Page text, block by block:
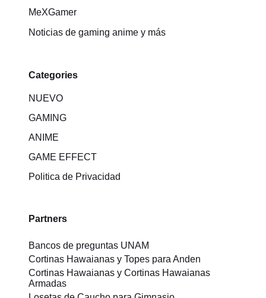
MeXGamer
Noticias de gaming anime y más
Categories
NUEVO
GAMING
ANIME
GAME EFFECT
Politica de Privacidad
Partners
Bancos de preguntas UNAM
Cortinas Hawaianas y Topes para Anden
Cortinas Hawaianas y Cortinas Hawaianas
Armadas